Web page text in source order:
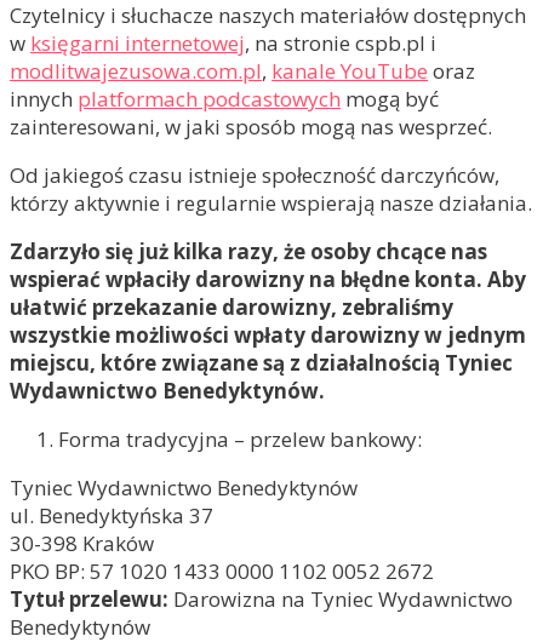
Czytelnicy i słuchacze naszych materiałów dostępnych
w księgarni internetowej, na stronie cspb.pl i
modlitwajezusowa.com.pl, kanale YouTube oraz
innych platformach podcastowych mogą być
zainteresowani, w jaki sposób mogą nas wesprzeć.
Od jakiegoś czasu istnieje społeczność darczyńców,
którzy aktywnie i regularnie wspierają nasze działania.
Zdarzyło się już kilka razy, że osoby chcące nas
wspierać wpłaciły darowizny na błędne konta. Aby
ułatwić przekazanie darowizny, zebraliśmy
wszystkie możliwości wpłaty darowizny w jednym
miejscu, które związane są z działalnością Tyniec
Wydawnictwo Benedyktynów.
Forma tradycyjna – przelew bankowy:
Tyniec Wydawnictwo Benedyktynów
ul. Benedyktyńska 37
30-398 Kraków
PKO BP: 57 1020 1433 0000 1102 0052 2672
Tytuł przelewu: Darowizna na Tyniec Wydawnictwo
Benedyktynów